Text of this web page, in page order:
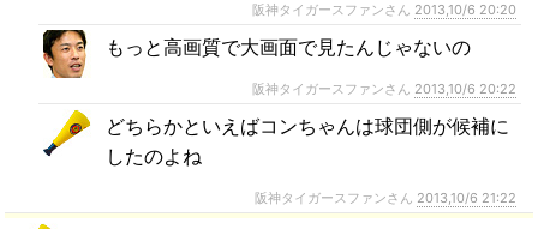
阪神タイガースファンさん 2013,10/6 20:20
もっと高画質で大画面で見たんじゃないの
阪神タイガースファンさん 2013,10/6 20:22
どちらかといえばコンちゃんは球団側が候補に
したのよね
阪神タイガースファンさん 2013,10/6 21:22